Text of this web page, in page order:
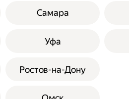
Самара
Уфа
Ростов-на-Дону